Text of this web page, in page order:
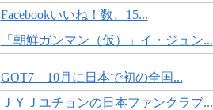
Facebookいいね！数、15...
「朝鮮ガンマン（仮）」イ・ジュン...
GOT7 10月に日本で初の全国...
ＪＹＪユチョンの日本ファンクラブ...